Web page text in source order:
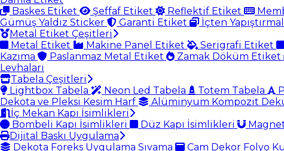
Baskes Etiket
Şeffaf Etiket Reflektif Etiket
Gümüş Yaldız Sticker
Garanti Etiket İçten
Metal Etiket Çeşitleri
Metal Etiket
Makine Panel Etiket Serigrafi Etiket
Kazıma
Paslanmaz Metal Etiket Zamak Döküm Etiket
Levhaları
Tabela Çeşitleri
Lightbox Tabela
Neon Led Tabela Totem Tabela
Dekota ve Pleksi Kesim Harf
Alüminyum Kompozit
İç Mekan Kapı İsimlikleri
Bombeli Kapı İsimlikleri
Düz Kapı İsimlikleri
Dijital Baskı Uygulama
Dekota Foreks Uygulama Sıvama
Cam Dekor Folyo